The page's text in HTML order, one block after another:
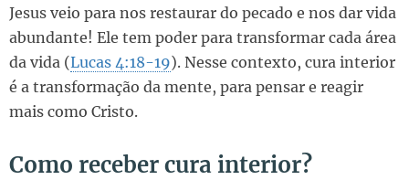
Jesus veio para nos restaurar do pecado e nos dar vida
abundante! Ele tem poder para transformar cada área
da vida (Lucas 4:18-19). Nesse contexto, cura interior
é a transformação da mente, para pensar e reagir
mais como Cristo.
Como receber cura interior?